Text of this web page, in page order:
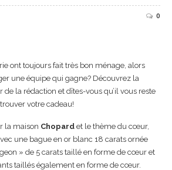
0
ont toujours fait très bon ménage, alors
une équipe qui gagne? Découvrez la
la rédaction et dîtes-vous qu’il vous reste
votre cadeau!
la maison Chopard et le thème du cœur,
une bague en or blanc 18 carats ornée
» de 5 carats taillé en forme de cœur et
taillés également en forme de cœur.